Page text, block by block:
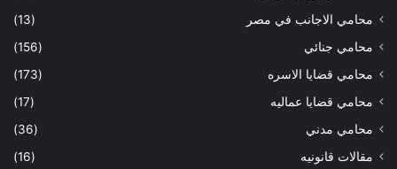
محامي الاجانب في مصر
(13)
محامي جنائي
(156)
محامي قضايا الاسره
(173)
محامي قضايا عماليه
(17)
محامي مدني
(36)
مقالات قانونيه
(16)